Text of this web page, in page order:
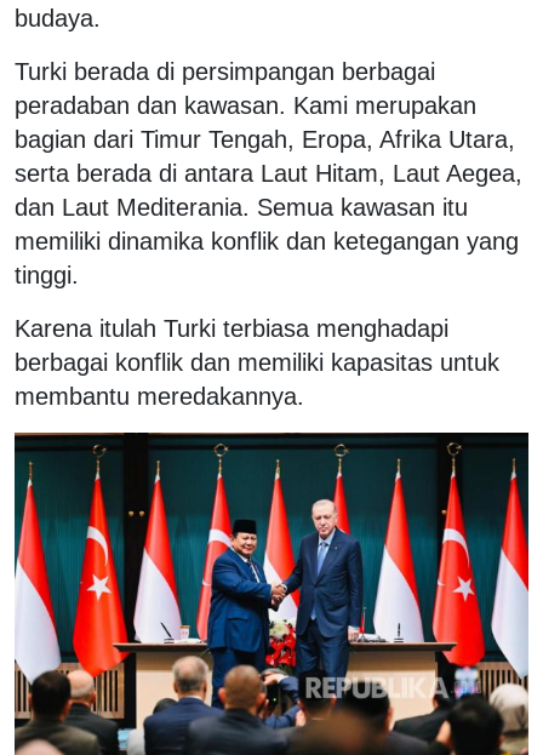
budaya.
Turki berada di persimpangan berbagai
peradaban dan kawasan. Kami merupakan
bagian dari Timur Tengah, Eropa, Afrika Utara,
serta berada di antara Laut Hitam, Laut Aegea,
dan Laut Mediterania. Semua kawasan itu
memiliki dinamika konflik dan ketegangan yang
tinggi.
Karena itulah Turki terbiasa menghadapi
berbagai konflik dan memiliki kapasitas untuk
membantu meredakannya.